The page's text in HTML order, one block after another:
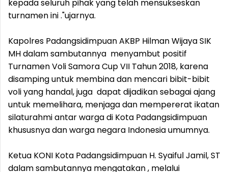
kepada seluruh pihak yang telah mensukseskan
turnamen ini ."ujarnya.
Kapolres Padangsidimpuan AKBP Hilman Wijaya SIK
MH dalam sambutannya menyambut positif
Turnamen Voli Samora Cup VII Tahun 2018, karena
disamping untuk membina dan mencari bibit-bibit
voli yang handal, juga dapat dijadikan sebagai ajang
untuk memelihara, menjaga dan mempererat ikatan
silaturahmi antar warga di Kota Padangsidimpuan
khususnya dan warga negara Indonesia umumnya.
Ketua KONI Kota Padangsidimpuan H. Syaiful Jamil, ST
dalam sambutannya mengatakan , melalui